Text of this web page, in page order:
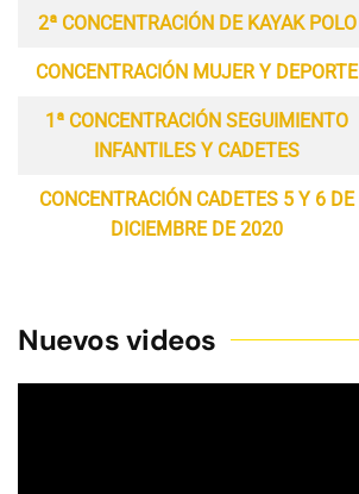
Artículos
2ª CONCENTRACIÓN DE KAYAK POLO
CONCENTRACIÓN MUJER Y DEPORTE
1ª CONCENTRACIÓN SEGUIMIENTO
INFANTILES Y CADETES
CONCENTRACIÓN CADETES 5 Y 6 DE
DICIEMBRE DE 2020
Nuevos videos